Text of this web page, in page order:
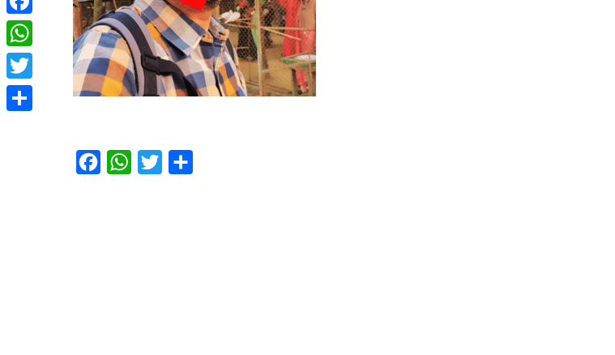
FacebookWhatsApp
Twitter
Facebook
WhatsApp
Twitter